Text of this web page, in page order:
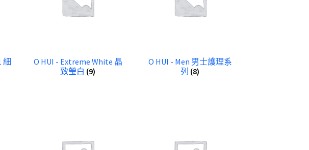
細
O HUI - Extreme White 晶
致瑩白 (9)
O HUI - Men 男士護理系
列 (8)